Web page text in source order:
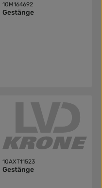
10M164692
Gestänge
10AXT11523
Gestänge